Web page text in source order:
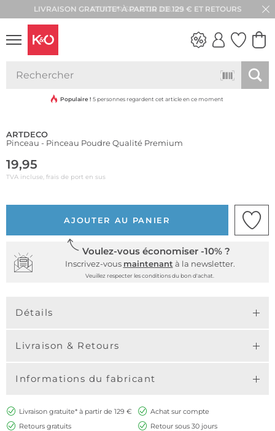
RETOUR SOUS 30 JOURS
VIBES
Populaire ! 5 personnes regardent cet article en ce moment
ARTDECO
Pinceau - Pinceau Poudre Qualité Premium
19,95
TVA incluse, frais de port en sus
AJOUTER AU PANIER
Voulez-vous économiser -10% ?
Inscrivez-vous maintenant à la newsletter.
Veuillez respecter les conditions du bon d'achat.
Détails
Livraison & Retours
Informations du fabricant
Livraison gratuite* à partir de 129 €
Achat sur compte
Retours gratuits
Retour sous 30 jours